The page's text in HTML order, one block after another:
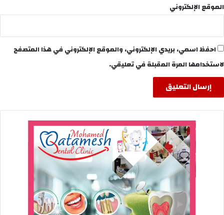
الموقع الإلكتروني
احفظ اسمي، بريدي الإلكتروني، والموقع الإلكتروني في هذا المتصفح
لاستخدامها المرة المقبلة في تعليقي.